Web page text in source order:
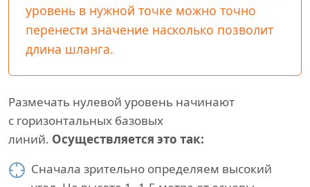
уровень в нужной точке можно точно
перенести значение насколько позволит
длина шланга.
Размечать нулевой уровень начинают
с горизонтальных базовых
линий. Осуществляется это так:
Сначала зрительно определяем высокий